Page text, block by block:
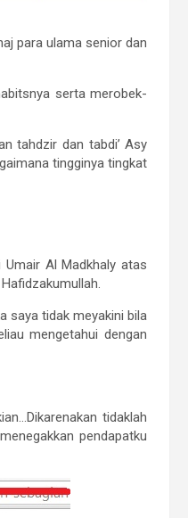
para ulama senior dan
serta merobek-
tahdzir dan tabdi’ Asy
tingginya tingkat
Umair Al Madkhaly atas
saya tidak meyakini bila
mengetahui dengan
tidaklah
pendapatku